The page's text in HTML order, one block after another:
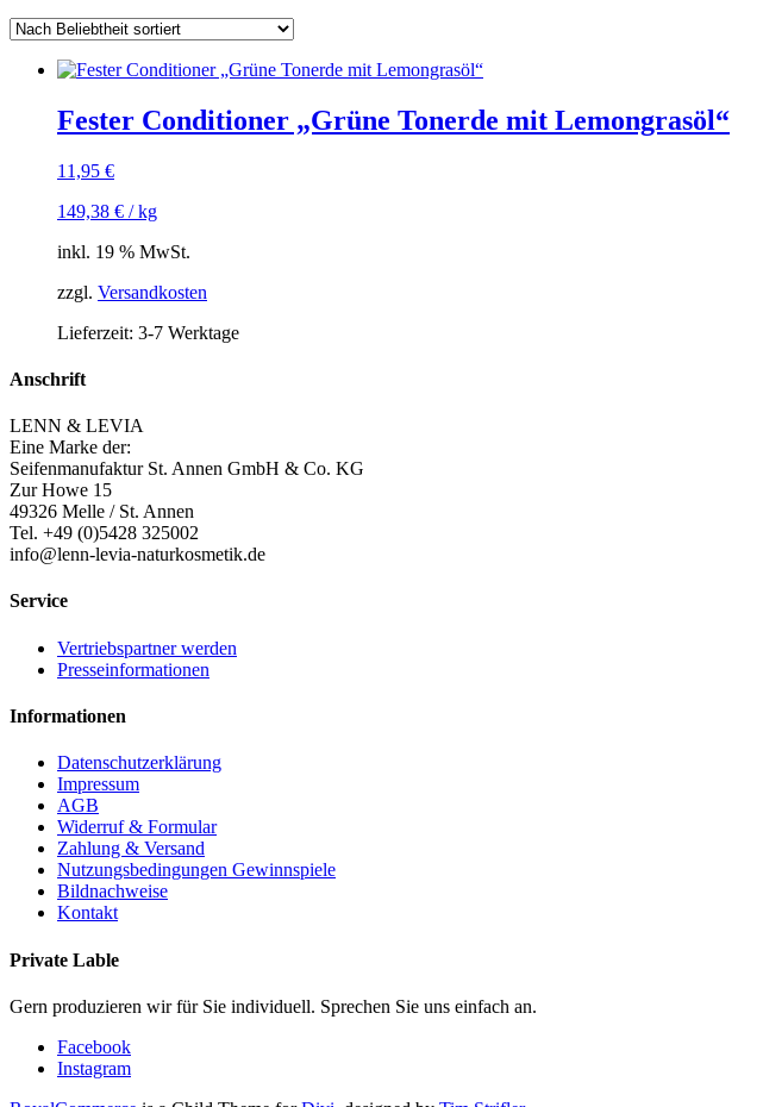
Fester Conditioner „Grüne Tonerde mit Lemongrasöl“
11,95 €
149,38 € /kg
inkl. 19 % MwSt.
zzgl. Versandkosten
Lieferzeit: 3-7 Werktage
Anschrift
LENN & LEVIA
Eine Marke der:
Seifenmanufaktur St. Annen GmbH & Co. KG
Zur Howe 15
49326 Melle / St. Annen
Tel. +49 (0)5428 325002
info@lenn-levia-naturkosmetik.de
Service
Vertriebspartner werden
Presseinformationen
Informationen
Datenschutzerklärung
Impressum
AGB
Widerruf & Formular
Zahlung & Versand
Nutzungsbedingungen Gewinnspiele
Bildnachweise
Kontakt
Private Lable
Gern produzieren wir für Sie individuell. Sprechen Sie uns einfach an.
Facebook
Instagram